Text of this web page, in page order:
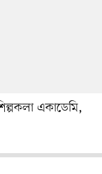
একাডেমি,